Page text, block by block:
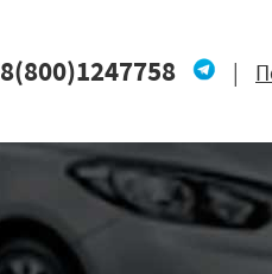
8(800)1247758 |